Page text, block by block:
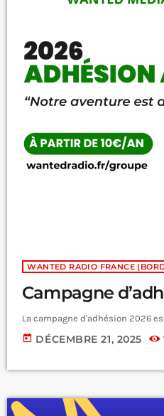
WANTED RADIO FRANCE
Campagne
La campagne d'adhésion 2026
today DÉCEMBRE 21, 2025